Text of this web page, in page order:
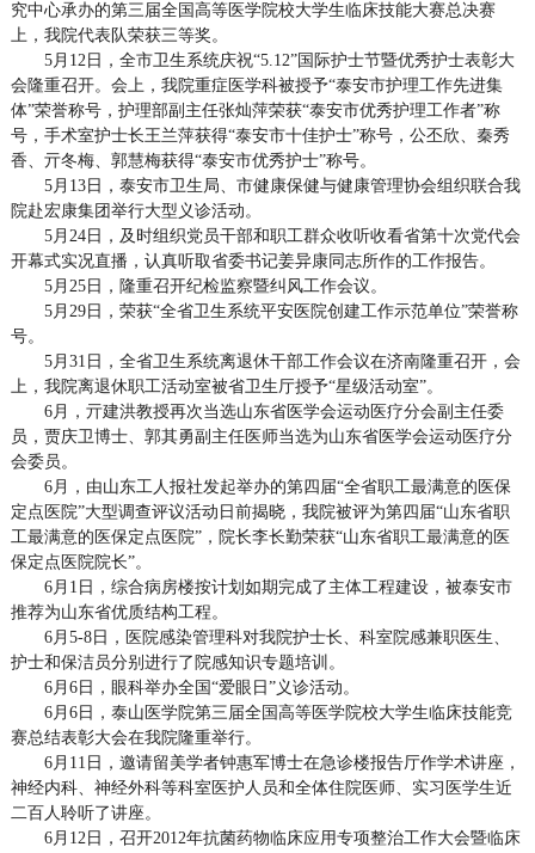
究中心承办的第三届全国高等医学院校大学生临床技能大赛总决赛
上，我院代表队荣获三等奖。
5月12日，全市卫生系统庆祝“5.12”国际护士节暨优秀护士表彰大
会隆重召开。会上，我院重症医学科被授予“泰安市护理工作先进集
体”荣誉称号，护理部副主任张灿萍荣获“泰安市优秀护理工作者”称
号，手术室护士长王兰萍获得“泰安市十佳护士”称号，公丕欣、秦秀
香、亓冬梅、郭慧梅获得“泰安市优秀护士”称号。
5月13日，泰安市卫生局、市健康保健与健康管理协会组织联合我
院赴宏康集团举行大型义诊活动。
5月24日，及时组织党员干部和职工群众收听收看省第十次党代会
开幕式实况直播，认真听取省委书记姜异康同志所作的工作报告。
5月25日，隆重召开纪检监察暨纠风工作会议。
5月29日，荣获“全省卫生系统平安医院创建工作示范单位”荣誉称
号。
5月31日，全省卫生系统离退休干部工作会议在济南隆重召开，会
上，我院离退休职工活动室被省卫生厅授予“星级活动室”。
6月，亓建洪教授再次当选山东省医学会运动医疗分会副主任委
员，贾庆卫博士、郭其勇副主任医师当选为山东省医学会运动医疗分
会委员。
6月，由山东工人报社发起举办的第四届“全省职工最满意的医保
定点医院”大型调查评议活动日前揭晓，我院被评为第四届“山东省职
工最满意的医保定点医院”，院长李长勤荣获“山东省职工最满意的医
保定点医院院长”。
6月1日，综合病房楼按计划如期完成了主体工程建设，被泰安市
推荐为山东省优质结构工程。
6月5-8日，医院感染管理科对我院护士长、科室院感兼职医生、
护士和保洁员分别进行了院感知识专题培训。
6月6日，眼科举办全国“爱眼日”义诊活动。
6月6日，泰山医学院第三届全国高等医学院校大学生临床技能竞
赛总结表彰大会在我院隆重举行。
6月11日，邀请留美学者钟惠军博士在急诊楼报告厅作学术讲座，
神经内科、神经外科等科室医护人员和全体住院医师、实习医学生近
二百人聆听了讲座。
6月12日，召开2012年抗菌药物临床应用专项整治工作大会暨临床